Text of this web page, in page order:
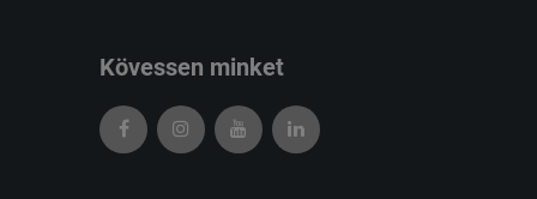
Kövessen minket